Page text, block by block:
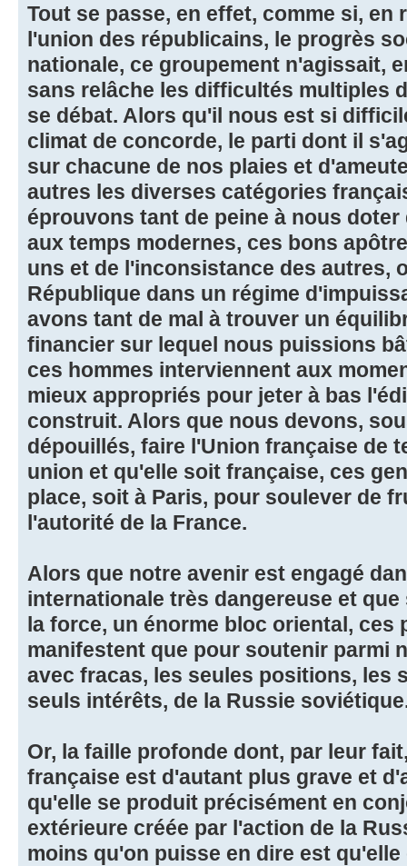
Tout se passe, en effet, comme si,
l'union des républicains, le progrès
nationale, ce groupement n'agissait,
sans relâche les difficultés multiples
se débat. Alors qu'il nous est si
climat de concorde, le parti dont il
sur chacune de nos plaies et
autres les diverses catégories
éprouvons tant de peine à nous
aux temps modernes, ces bons
uns et de l'inconsistance des autres,
République dans un régime
avons tant de mal à trouver un
financier sur lequel nous puissions
ces hommes interviennent aux
mieux appropriés pour jeter à bas
construit. Alors que nous devons,
dépouillés, faire l'Union française de
union et qu'elle soit française, ces
place, soit à Paris, pour soulever de
l'autorité de la France.
Alors que notre avenir est engagé
internationale très dangereuse et que
la force, un énorme bloc oriental, ces
manifestent que pour soutenir parmi
avec fracas, les seules positions, les
seuls intérêts, de la Russie
Or, la faille profonde dont, par leur
française est d'autant plus grave et
qu'elle se produit précisément en
extérieure créée par l'action de la
moins qu'on puisse en dire est